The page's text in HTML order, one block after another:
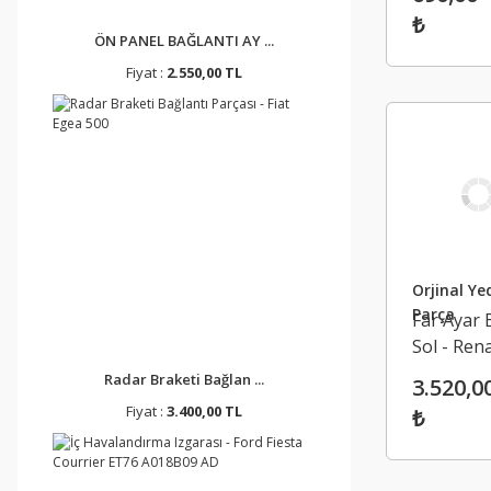
ÖN PANEL BAĞLANTI AY ...
Fiyat : 2.550,00 TL
Radar Braketi Bağlan ...
Fiyat : 3.400,00 TL
₺
Orjinal
Parça
Far Ayar
Sol -
₺